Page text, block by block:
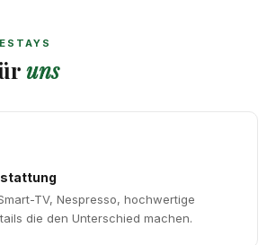
uns
TV, Nespresso, hochwertige
die den Unterschied machen.